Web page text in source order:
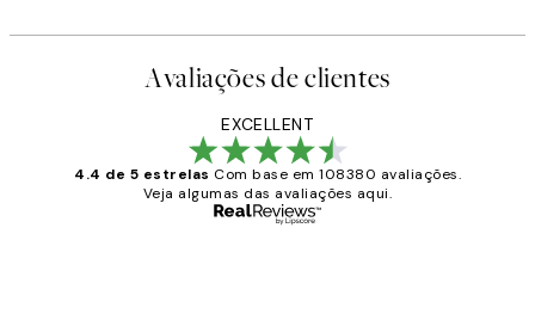
Avaliações de clientes
EXCELLENT
4.4 de 5 estrelas Com base em 108380 avaliações.
Veja algumas das avaliações aqui.